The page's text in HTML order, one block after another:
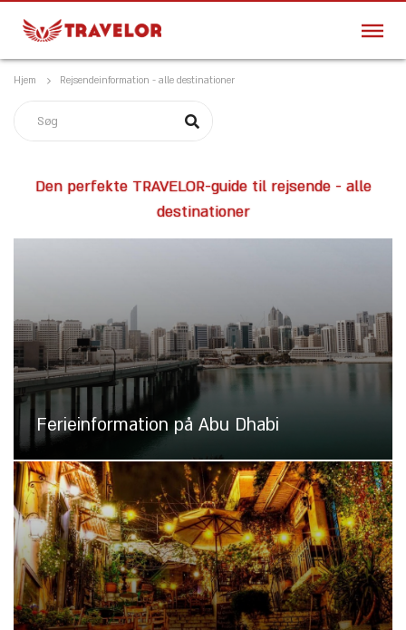
Hjem Rejsendeinformation - alle destinationer
Den perfekte TRAVELOR-guide til rejsende - alle
destinationer
Ferieinformation på Abu Dhabi